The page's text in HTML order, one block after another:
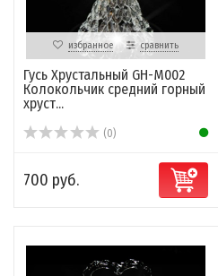
избранное сравнить
Гусь Хрустальный GH-M002
Колокольчик средний горный
хруст...
(0)
700 руб.